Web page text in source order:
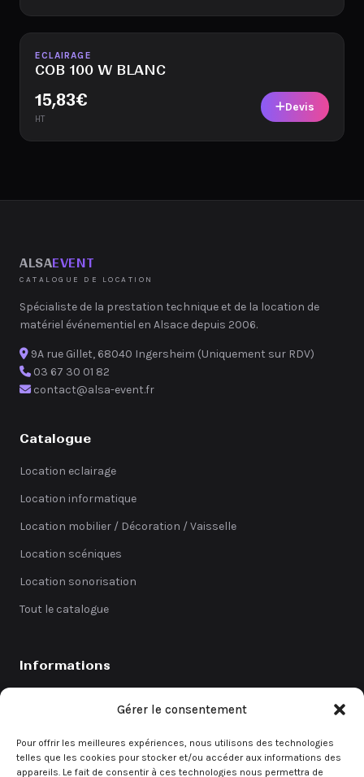
Gérer le consentement
Pour offrir les meilleures expériences, nous utilisons des technologies
telles que les cookies pour stocker et/ou accéder aux informations des
appareils. Le fait de consentir à ces technologies nous permettra de
Disponible
ECLAIRAGE
COB 100 W BLANC
15,83€
HT
Devis
ALSAEVENT
CATALOGUE DE LOCATION
Spécialiste de la prestation technique et de la location de
matériel événementiel en Alsace depuis 2006.
9A rue Gillet, 68040 Ingersheim (Uniquement sur RDV)
03 67 30 01 82
contact@alsa-event.fr
Catalogue
Location eclairage
Location informatique
Location mobilier / Décoration / Vaisselle
Location scéniques
Location sonorisation
Tout le catalogue
Informations
Contact